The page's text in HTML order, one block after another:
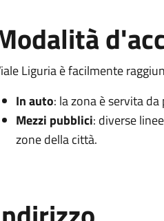
Liguria è facilmente
In auto: la zona è servita
Mezzi pubblici: diverse
zone della città.